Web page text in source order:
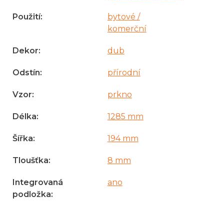
Použití:
bytové /
komerční
Dekor: dub
Odstín: přírodní
Vzor: prkno
Délka: 1285 mm
Šířka: 194 mm
Tloušťka: 8 mm
Integrovaná
podložka:
ano